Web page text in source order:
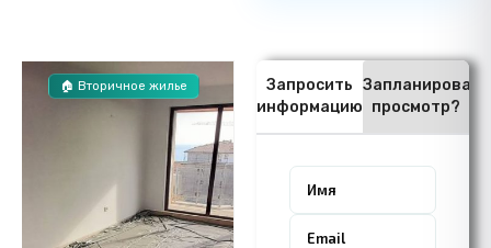
🏠 Вторичное жилье
Запросить
информацию
Запланировать
просмотр?